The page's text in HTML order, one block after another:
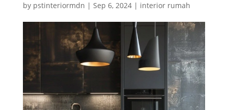
by pstinteriormdn | Sep 6, 2024| interior rumah